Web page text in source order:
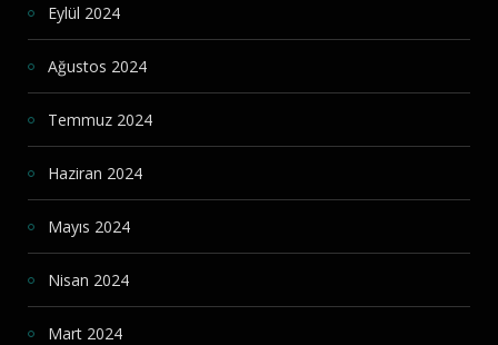
Eylül 2024
Ağustos 2024
Temmuz 2024
Haziran 2024
Mayıs 2024
Nisan 2024
Mart 2024